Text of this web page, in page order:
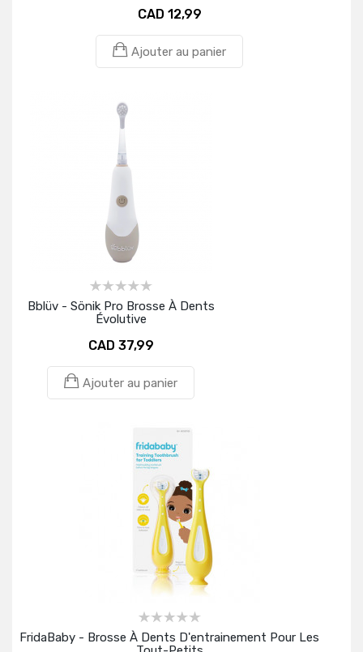
CAD 12,99
Ajouter au panier
Bblüv - Sönik Pro Brosse À Dents
Évolutive
CAD 37,99
Ajouter au panier
FridaBaby - Brosse À Dents D'entrainement Pour Les